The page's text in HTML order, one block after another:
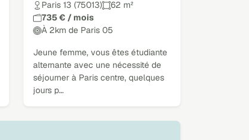
Paris 13 (75013)
62 m²
735 € / mois
À 2km de Paris 05
Jeune femme, vous êtes étudiante
alternante avec une nécessité de
séjourner à Paris centre, quelques
jours p…